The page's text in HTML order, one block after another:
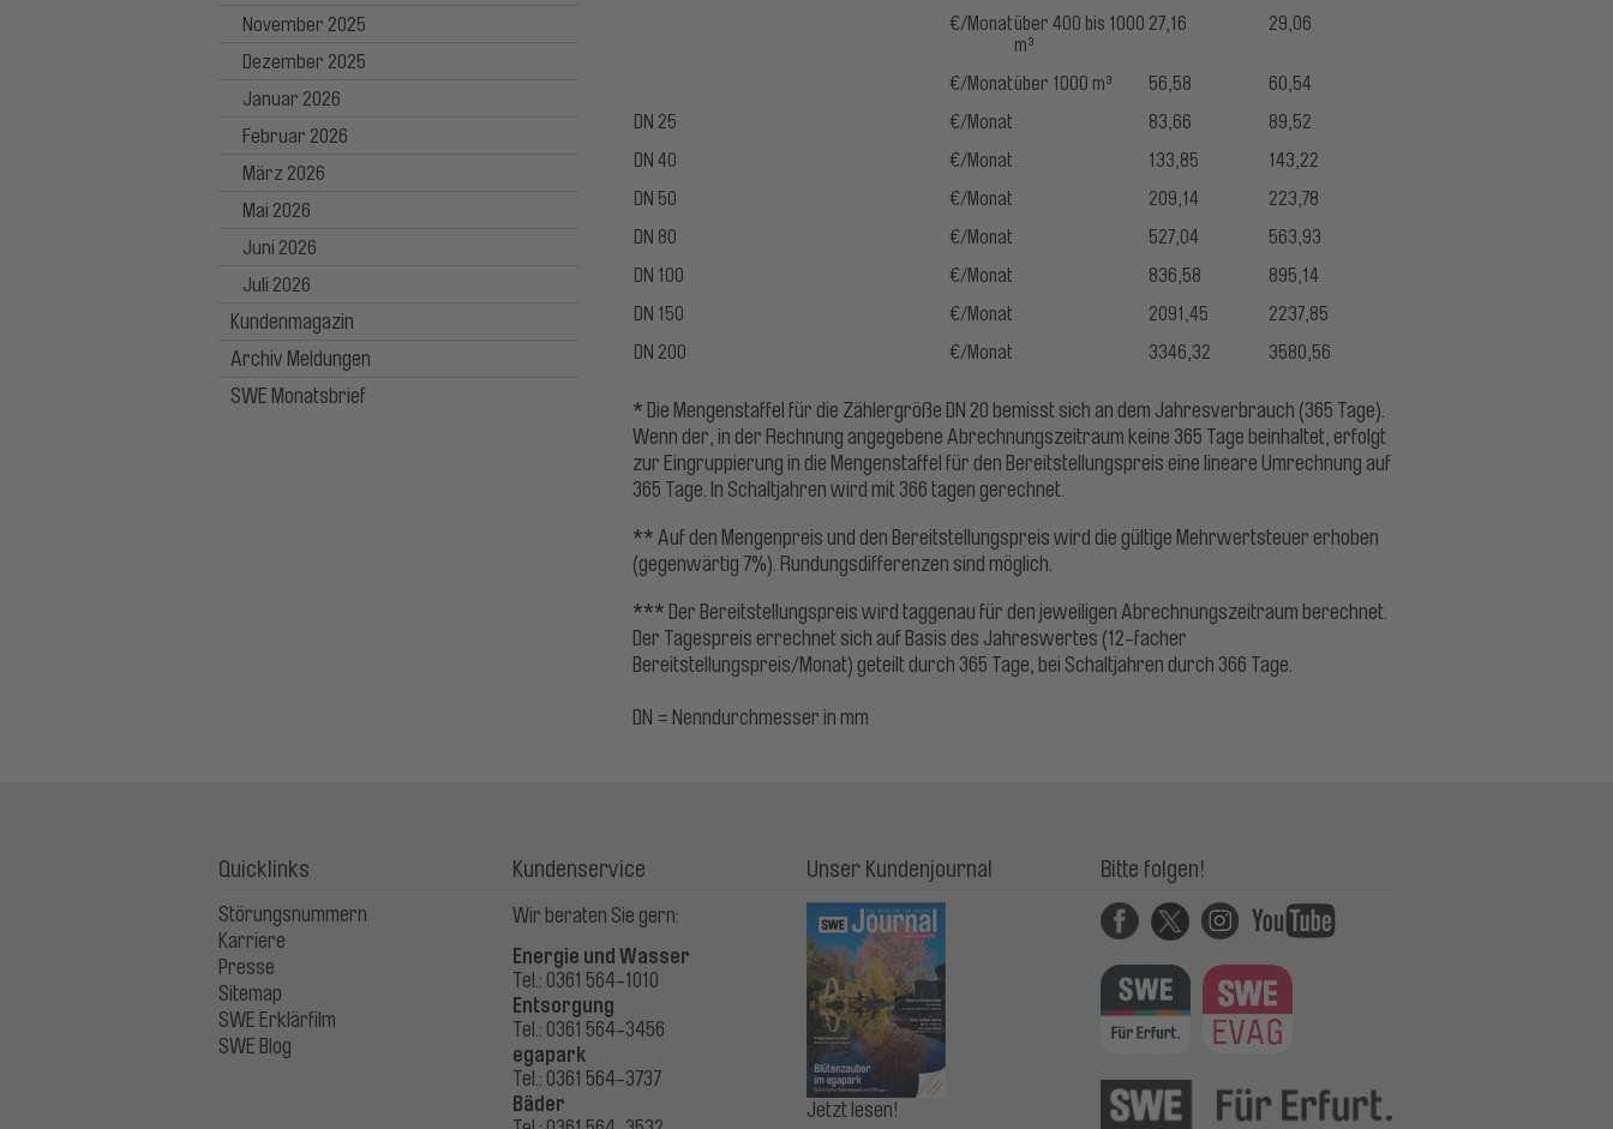
November 2025
Dezember 2025
Januar 2026
Februar 2026
März 2026
Mai 2026
Juni 2026
Juli 2026
Kundenmagazin
Archiv Meldungen
SWE Monatsbrief
€/Monatüber 400 bis 1000
m³
27,16 29,06
€/Monatüber 1000 m³ 56,58
60,54
DN 25
€/Monat 83,66
89,52
DN 40
€/Monat 133,85
143,22
DN 50
€/Monat 209,14
223,78
DN 80
€/Monat 527,04
563,93
DN 100
€/Monat 836,58
895,14
DN 150
€/Monat 2091,45
2237,85
DN 200
€/Monat 3346,32 3580,56
* Die Mengenstaffel für die Zählergröße DN 20 bemisst sich an dem Jahresverbrauch (365 Tage).
Wenn der, in der Rechnung angegebene Abrechnungszeitraum keine 365 Tage beinhaltet, erfolgt
zur Eingruppierung in die Mengenstaffel für den Bereitstellungspreis eine lineare Umrechnung auf
365 Tage. In Schaltjahren wird mit 366 tagen gerechnet.
** Auf den Mengenpreis und den Bereitstellungspreis wird die gültige Mehrwertsteuer erhoben
(gegenwärtig 7%). Rundungsdifferenzen sind möglich.
*** Der Bereitstellungspreis wird taggenau für den jeweiligen Abrechnungszeitraum berechnet.
Der Tagespreis errechnet sich auf Basis des Jahreswertes (12-facher
Bereitstellungspreis/Monat) geteilt durch 365 Tage, bei Schaltjahren durch 366 Tage.
DN = Nenndurchmesser in mm
Quicklinks
Störungsnummern
Karriere
Presse
Sitemap
SWE Erklärfilm
SWE Blog
Kundenservice
Wir beraten Sie gern:
Energie und Wasser
Tel.: 0361 564-1010
Entsorgung
Tel.: 0361 564-3456
egapark
Tel.: 0361 564-3737
Bäder
Unser Kundenjournal
Jetzt lesen!
Bitte folgen!